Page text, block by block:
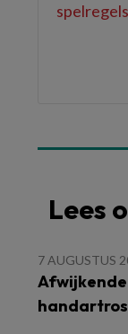
spelregels
Lees
7 AUGUSTUS